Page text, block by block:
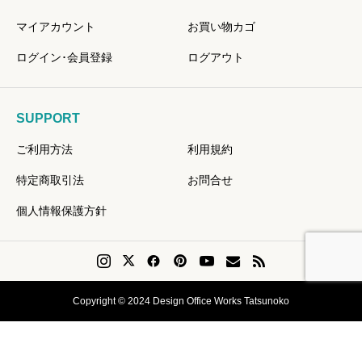
マイアカウント お買い物カゴ
ログイン･会員登録 ログアウト
SUPPORT
ご利用方法 利用規約
特定商取引法 お問合せ
個人情報保護方針
Copyright © 2024 Design Office Works Tatsunoko